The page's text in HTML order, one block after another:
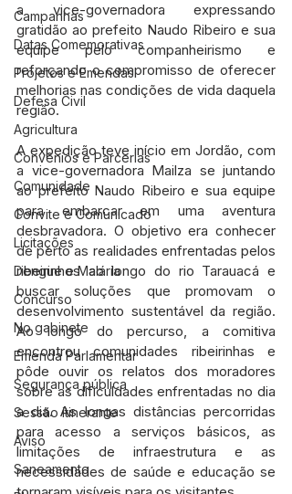
Campanhas
Datas Comemorativas
Projetos e Emendas
Defesa Civil
Agricultura
Convênios e Parcerias
Comunidade
Convite e Comunicado
Licitações
Dengue e Malária
Concurso
No gabinete
Emenda Parlamentar
Segurança pública
Sessão itinerante
Aviso
Saneamento
a vice-governadora expressando
gratidão ao prefeito Naudo Ribeiro e sua
equipe pelo companheirismo e
reforçando o compromisso de oferecer
melhorias nas condições de vida daquela
região.
A expedição teve início em Jordão, com
a vice-governadora Mailza se juntando
ao prefeito Naudo Ribeiro e sua equipe
para embarcar em uma aventura
desbravadora. O objetivo era conhecer
de perto as realidades enfrentadas pelos
ribeirinhos ao longo do rio Tarauacá e
buscar soluções que promovam o
desenvolvimento sustentável da região.
Ao longo do percurso, a comitiva
encontrou comunidades ribeirinhas e
pôde ouvir os relatos dos moradores
sobre as dificuldades enfrentadas no dia
a dia. As longas distâncias percorridas
para acesso a serviços básicos, as
limitações de infraestrutura e as
necessidades de saúde e educação se